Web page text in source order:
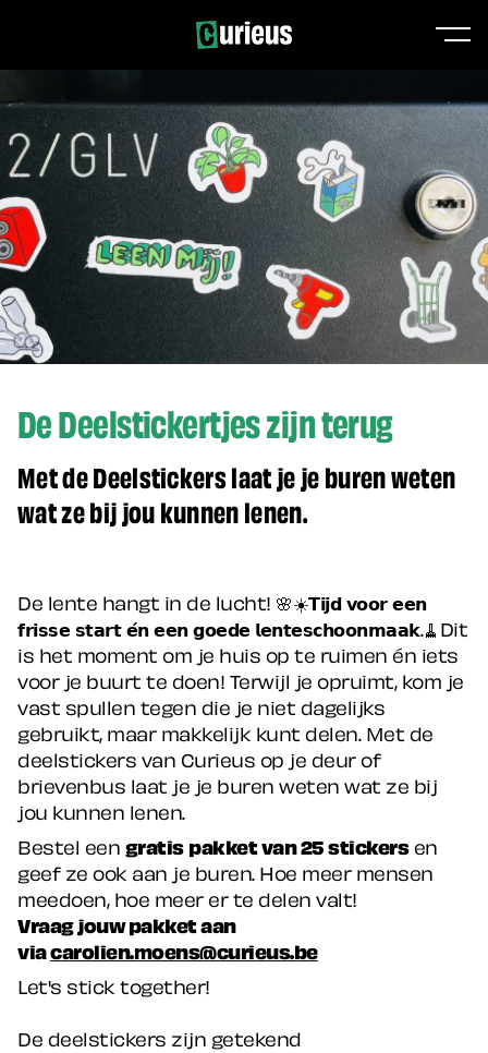
De Deelstickertjes zijn terug
Met de Deelstickers laat je je buren weten
wat ze bij jou kunnen lenen.
De lente hangt in de lucht! 🌸☀️𝗧𝗶𝗷𝗱 𝘃𝗼𝗼𝗿 𝗲𝗲𝗻
𝗳𝗿𝗶𝘀𝘀𝗲 𝘀𝘁𝗮𝗿𝘁 𝗲́𝗻 𝗲𝗲𝗻 𝗴𝗼𝗲𝗱𝗲 𝗹𝗲𝗻𝘁𝗲𝘀𝗰𝗵𝗼𝗼𝗻𝗺𝗮𝗮𝗸.🧹Dit
is het moment om je huis op te ruimen én iets
voor je buurt te doen! Terwijl je opruimt, kom je
vast spullen tegen die je niet dagelijks
gebruikt, maar makkelijk kunt delen. Met de
deelstickers van Curieus op je deur of
brievenbus laat je je buren weten wat ze bij
jou kunnen lenen.
Bestel een gratis pakket van 25 stickersen
geef ze ook aan je buren. Hoe meer mensen
meedoen, hoe meer er te delen valt!
Vraag jouw pakket aan
viacarolien.moens@curieus.be
Let's stick together!
De deelstickers zijn getekend